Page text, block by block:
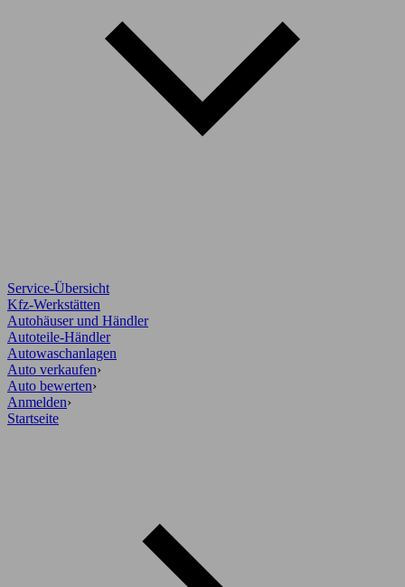
Service-Übersicht
Kfz-Werkstätten
Autohäuser und Händler
Autoteile-Händler
Autowaschanlagen
Auto verkaufen›
Auto bewerten›
Anmelden›
Startseite